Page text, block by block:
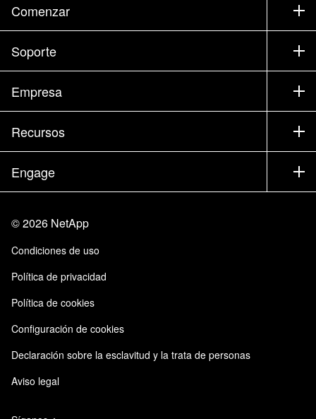
Comenzar
Cómo comprar
Contacte con Ventas
Encuentre un partner
Executive Briefing
Productos de la A a la Z
Soporte
Soporte
Formación
Documentación
Comunidad
Aprendizaje
Empresa
Empresa
Partners
Trayectoria profesional
Centro de Confianza
Responsabilidad y sostenibilidad
Certificaciones de calidad
Instaclustr de NetApp
Recursos
Sala de prensa
Eventos
Blog
Experiencia del cliente
Casos de clientes
Engage
Comentarios del sitio
Accesibilidad
Suscripciones de correo electrónico
©2026 NetApp
Condiciones de uso
Política de privacidad
Política de cookies
Configuración de cookies
Declaración sobre la esclavitud y la trata de personas
Aviso legal